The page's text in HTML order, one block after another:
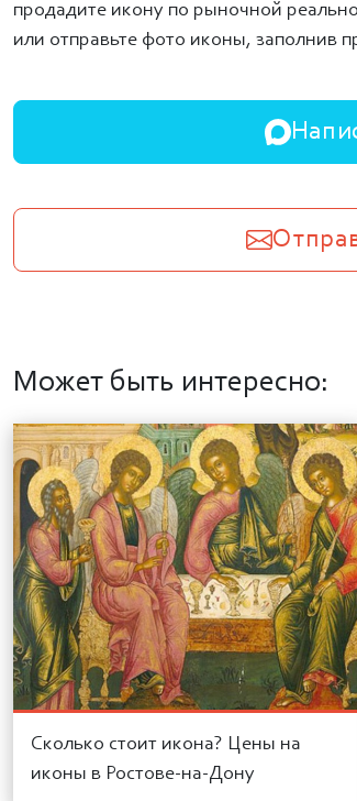
продадите икону по рыночной
или отправьте фото иконы, заполнив
Может быть интересно:
Сколько стоит икона? Цены на
иконы в Ростове-на-Дону